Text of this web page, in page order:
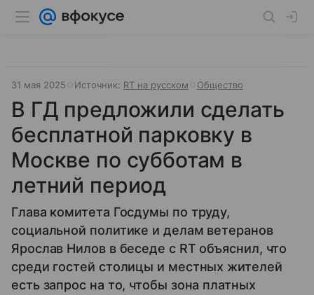
31 мая 2025 Источник: RT на русском Общество
В ГД предложили сделать
бесплатной парковку в
Москве по субботам в
летний период
Глава комитета Госдумы по труду,
социальной политике и делам ветеранов
Ярослав Нилов в беседе с RT объяснил, что
среди гостей столицы и местных жителей
есть запрос на то, чтобы зона платных